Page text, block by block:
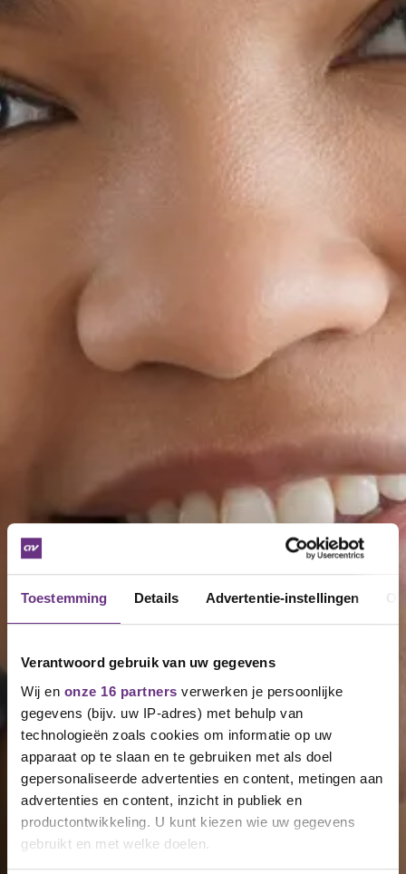
Toestemming Details Advertentie-instellingen
Verantwoord gebruik van uw gegevens
Wij en onze 16 partners verwerken je persoonlijke
gegevens (bijv. uw IP-adres) met behulp van
technologieën zoals cookies om informatie op uw
apparaat op te slaan en te gebruiken met als doel
gepersonaliseerde advertenties en content, metingen aan
advertenties en content, inzicht in publiek en
productontwikkeling. U kunt kiezen wie uw gegevens
gebruikt en met welke doelen.